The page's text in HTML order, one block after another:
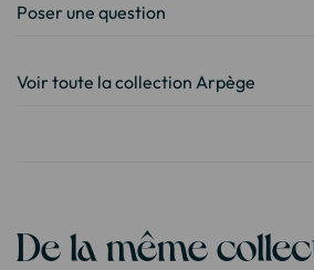
Poser une question
Voir toute la collection Arpège
De la même